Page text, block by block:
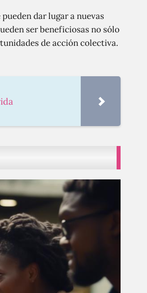
dar lugar a nuevas
ser beneficiosas no sólo
de acción colectiva.